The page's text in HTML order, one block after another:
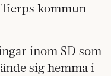
kommun
inom SD som
sig hemma i